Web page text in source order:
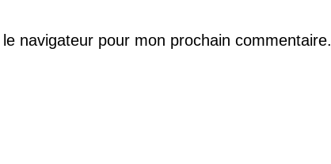
navigateur pour mon prochain commentaire.